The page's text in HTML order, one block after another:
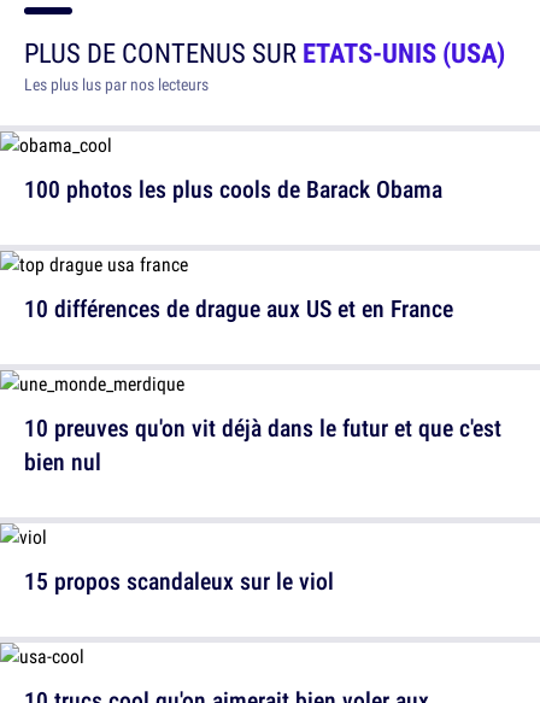
PLUS DE CONTENUS SURETATS-UNIS (USA)
Les plus lus par nos lecteurs
100 photos les plus cools de Barack Obama
10 preuves qu'on vit déjà dans le futur et que c'est
bien nul
10 différences de drague aux US et en France
15 propos scandaleux sur le viol